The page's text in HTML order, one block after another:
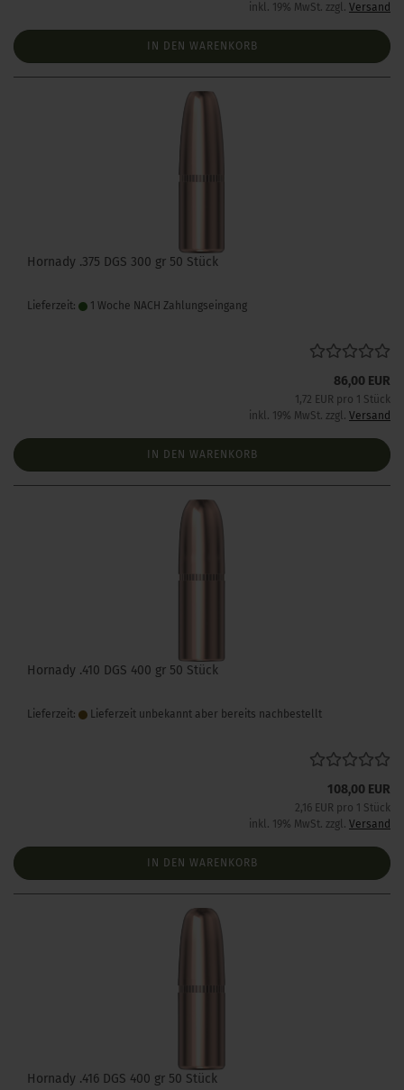
inkl. 19% MwSt. zzgl. Versand
IN DEN WARENKORB
Hornady .375 DGS 300 gr 50 Stück
Lieferzeit: 1 Woche NACH Zahlungseingang
86,00 EUR
1,72 EUR pro 1 Stück
inkl. 19% MwSt. zzgl. Versand
IN DEN WARENKORB
Hornady .410 DGS 400 gr 50 Stück
Lieferzeit: Lieferzeit unbekannt aber bereits nachbestellt
108,00 EUR
2,16 EUR pro 1 Stück
inkl. 19% MwSt. zzgl. Versand
IN DEN WARENKORB
Hornady .416 DGS 400 gr 50 Stück